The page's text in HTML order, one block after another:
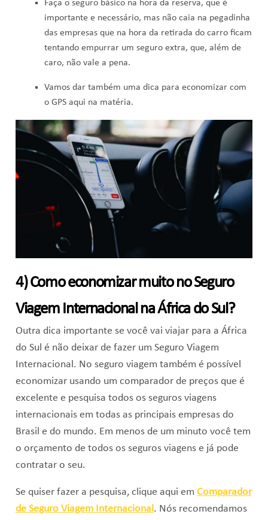
Faça o seguro básico na hora da reserva, que é
importante e necessário, mas não caia na pegadinha
das empresas que na hora da retirada do carro ficam
tentando empurrar um seguro extra, que, além de
caro, não vale a pena.
Vamos dar também uma dica para economizar com
o GPS aqui na matéria.
4) Como economizar muito no Seguro
Viagem Internacional na África do Sul?
Outra dica importante se você vai viajar para a África
do Sul é não deixar de fazer um Seguro Viagem
Internacional. No seguro viagem também é possível
economizar usando um comparador de preços que é
excelente e pesquisa todos os seguros viagens
internacionais em todas as principais empresas do
Brasil e do mundo. Em menos de um minuto você tem
o orçamento de todos os seguros viagens e já pode
contratar o seu.
Se quiser fazer a pesquisa, clique aqui em Comparador
de Seguro Viagem Internacional. Nós recomendamos